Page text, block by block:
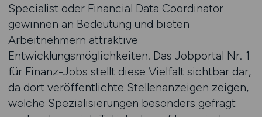
Specialist oder Financial Data Coordinator
gewinnen an Bedeutung und bieten
Arbeitnehmern attraktive
Entwicklungsmöglichkeiten. Das Jobportal Nr. 1
für Finanz-Jobs stellt diese Vielfalt sichtbar dar,
da dort veröffentlichte Stellenanzeigen zeigen,
welche Spezialisierungen besonders gefragt